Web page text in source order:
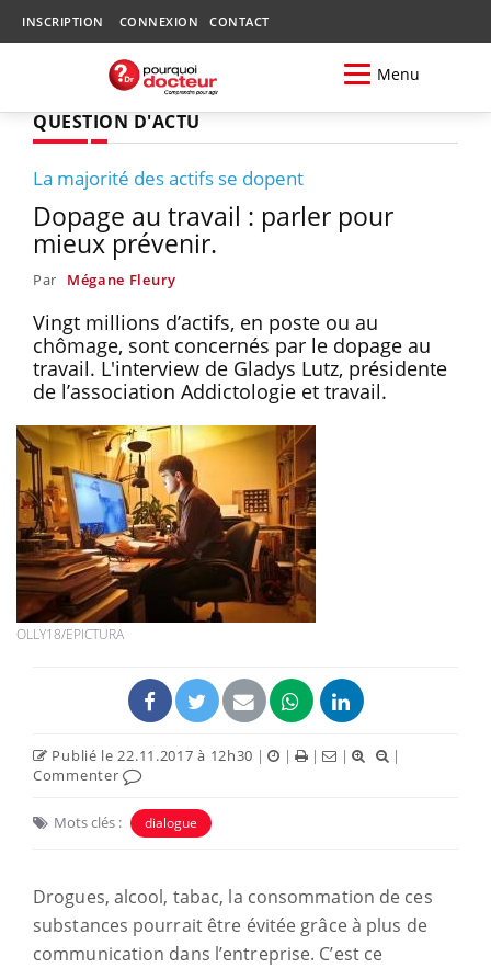
INSCRIPTION CONNEXION CONTACT
Menu
QUESTION D'ACTU
La majorité des actifs se dopent
Dopage au travail : parler pour
mieux prévenir.
Par Mégane Fleury
Vingt millions d’actifs, en poste ou au
chômage, sont concernés par le dopage au
travail. L'interview de Gladys Lutz, présidente
de l’association Addictologie et travail.
OLLY18/EPICTURA
Publié le 22.11.2017 à 12h30 | | | |
|
Commenter
Mots clés : dialogue
Drogues, alcool, tabac, la consommation de ces
substances pourrait être évitée grâce à plus de
communication dans l’entreprise. C’est ce